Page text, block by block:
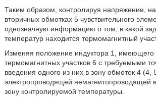
Таким образом, контролируя напряжение,
вторичных обмотках 5 чувствительного
однозначную информацию о том, в какой
температур находится термомагнитный
Изменяя положение индуктора 1, имеющего
термомагнитных участков 6 с требуемыми
введения одного из них в зону обмоток 4 (4,
электропроводящей немагнитопроводящей
зону контролируемой температуры.